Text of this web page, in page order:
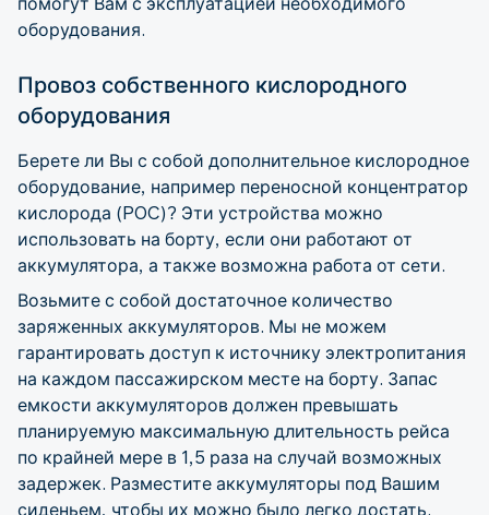
оборудования.
Провоз собственного кислородного
оборудования
Берете ли Вы с собой дополнительное кислородное
оборудование, например переносной концентратор
кислорода (POC)? Эти устройства можно
использовать на борту, если они работают от
аккумулятора, а также возможна работа от сети.
Возьмите с собой достаточное количество
заряженных аккумуляторов. Мы не можем
гарантировать доступ к источнику электропитания
на каждом пассажирском месте на борту. Запас
емкости аккумуляторов должен превышать
планируемую максимальную длительность рейса
по крайней мере в 1,5 раза на случай возможных
задержек. Разместите аккумуляторы под Вашим
сиденьем, чтобы их можно было легко достать.